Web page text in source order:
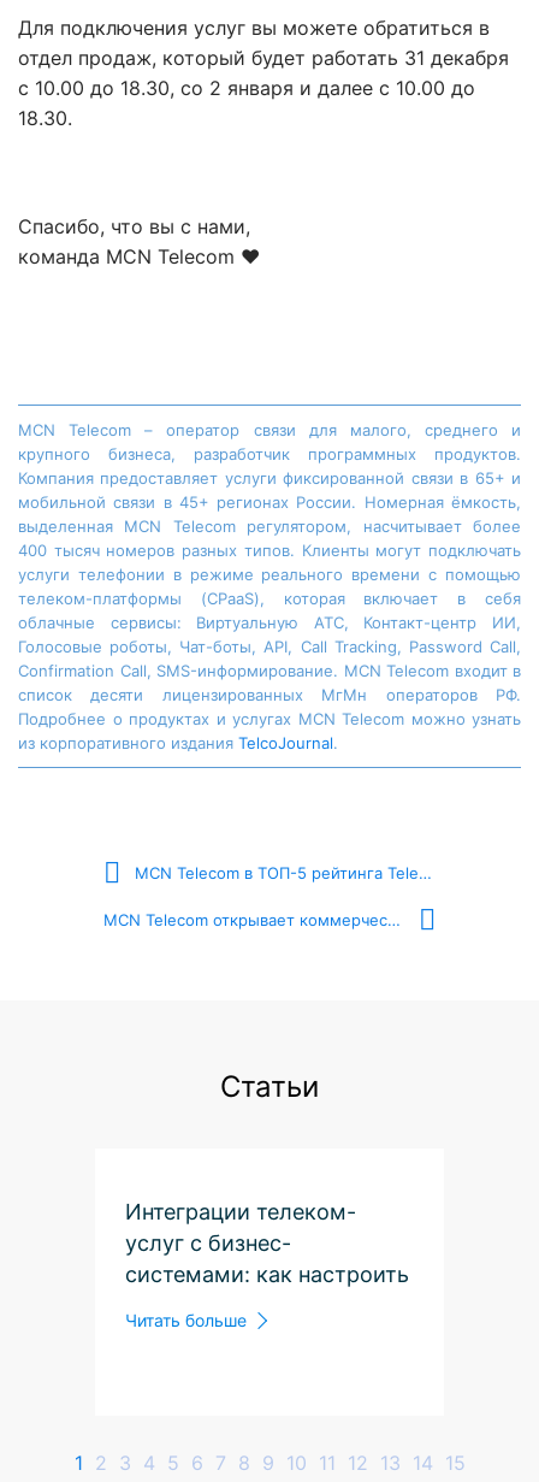
Для подключения услуг вы можете обратиться в
отдел продаж, который будет работать 31 декабря
с 10.00 до 18.30, со 2 января и далее с 10.00 до
18.30.
Спасибо, что вы с нами,
команда MCN Telecom ❤️
MCN Telecom – оператор связи для малого, среднего и
крупного бизнеса, разработчик программных продуктов.
Компания предоставляет услуги фиксированной связи в 65+ и
мобильной связи в 45+ регионах России. Номерная ёмкость,
выделенная MCN Telecom регулятором, насчитывает более
400 тысяч номеров разных типов. Клиенты могут подключать
услуги телефонии в режиме реального времени с помощью
телеком-платформы (CPaaS), которая включает в себя
облачные сервисы: Виртуальную АТС, Контакт-центр ИИ,
Голосовые роботы, Чат-боты, API, Call Tracking, Password Call,
Confirmation Call, SMS-информирование. MCN Telecom входит в
список десяти лицензированных МгМн операторов РФ.
Подробнее о продуктах и услугах MCN Telecom можно узнать
из корпоративного издания TelcoJournal.
MCN Telecom в ТОП-5 рейтинга Telecom API 2025
MCN Telecom открывает коммерческий доступ к Контакт-центру ИИ
Статьи
Интеграции телеком-
услуг с бизнес-
системами: как настроить
ВАТС и CRM вместе
Читать больше
1 2 3 4 5 6 7 8 9 10 11 12 13 14 15